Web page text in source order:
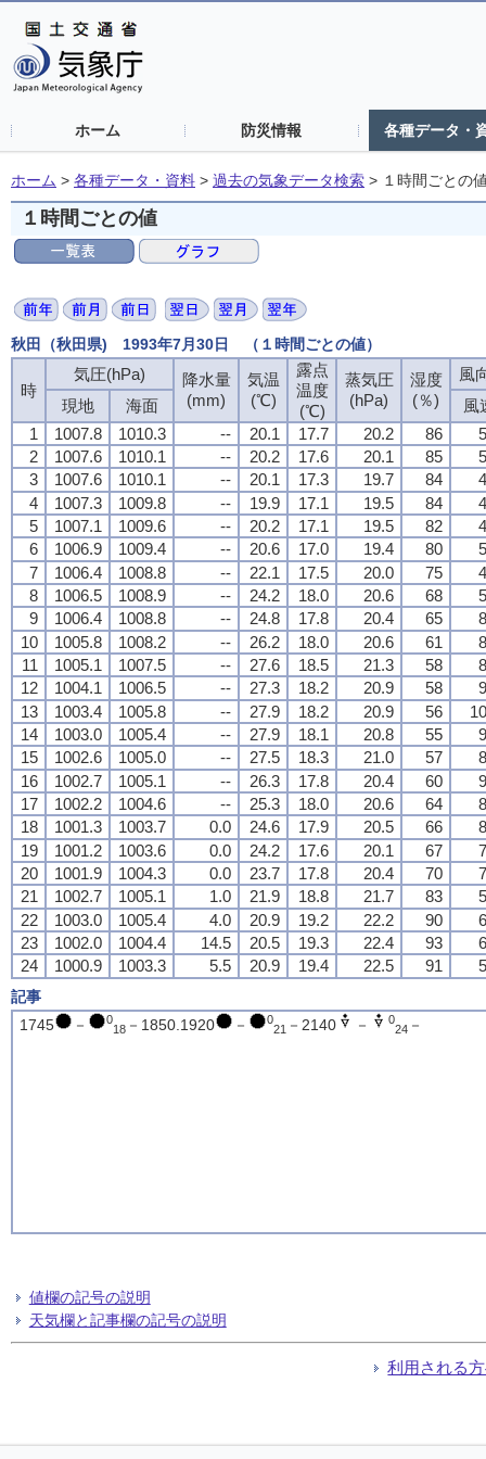
ホーム 防災情報 各種データ・
ホーム > 各種データ・資料 > 過去の気象データ検索 > １時間ごとの
１時間ごとの値
秋田（秋田県) 1993年7月30日 （１時間ごとの値）
時
気圧(hPa)
降水量
(mm)
気温
(℃)
露点
温度
(℃)
蒸気圧
(hPa)
湿度
(％)
風
現地
海面
風
1
1007.8 1010.3 -- 20.1 17.7 20.2 86
2
1007.6 1010.1 -- 20.2 17.6 20.1 85
3
1007.6 1010.1 -- 20.1 17.3 19.7 84
4
1007.3 1009.8 -- 19.9 17.1 19.5 84
5
1007.1 1009.6 -- 20.2 17.1 19.5 82
6
1006.9 1009.4 -- 20.6 17.0 19.4 80
7
1006.4 1008.8 -- 22.1 17.5 20.0 75
8
1006.5 1008.9 -- 24.2 18.0 20.6 68
9
1006.4 1008.8 -- 24.8 17.8 20.4 65
10
1005.8 1008.2 -- 26.2 18.0 20.6 61
11
1005.1 1007.5 -- 27.6 18.5 21.3 58
12
1004.1 1006.5 -- 27.3 18.2 20.9 58
13
1003.4 1005.8 -- 27.9 18.2 20.9 56
14
1003.0 1005.4 -- 27.9 18.1 20.8 55
15
1002.6 1005.0 -- 27.5 18.3 21.0 57
16
1002.7 1005.1 -- 26.3 17.8 20.4 60
17
1002.2 1004.6 -- 25.3 18.0 20.6 64
18
1001.3 1003.7 0.0 24.6 17.9 20.5 66
19
1001.2 1003.6 0.0 24.2 17.6 20.1 67
20
1001.9 1004.3 0.0 23.7 17.8 20.4 70
21
1002.7 1005.1 1.0 21.9 18.8 21.7 83
22
1003.0 1005.4 4.0 20.9 19.2 22.2 90
23
1002.0 1004.4 14.5 20.5 19.3 22.4 93
24
1000.9 1003.3 5.5 20.9 19.4 22.5 91
記事
1745
－ 0
18－1850.1920 － 0
21 －2140 － 0
24 －
値欄の記号の説明
天気欄と記事欄の記号の説明
利用される